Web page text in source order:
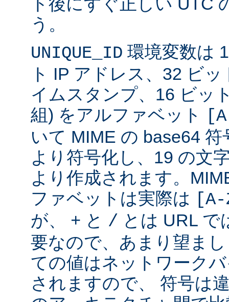
う。
UNIQUE_ID 環境変数は
ト IP アドレス、32 ビ
イムスタンプ、16 ビッ
組) をアルファベット
いて MIME の base64
より符号化し、19 の文
より作成されます。
ファベットは実際は
が、 + と / とは URL で
要なので、あまり望ま
ての値はネットワーク
されますので、 符号は